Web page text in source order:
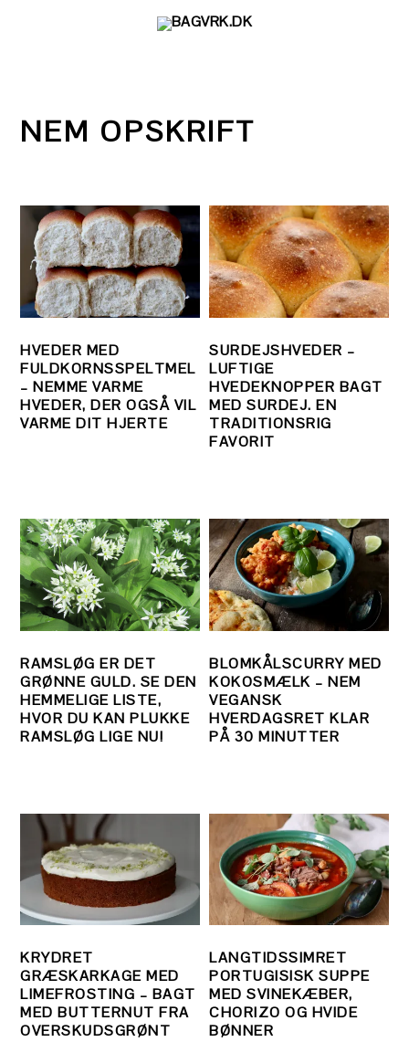
NEM OPSKRIFT
HVEDER MED
FULDKORNSSPELTMEL
– NEMME VARME
HVEDER, DER OGSÅ VIL
VARME DIT HJERTE
SURDEJSHVEDER –
LUFTIGE
HVEDEKNOPPER BAGT
MED SURDEJ. EN
TRADITIONSRIG
FAVORIT
RAMSLØG ER DET
GRØNNE GULD. SE DEN
HEMMELIGE LISTE,
HVOR DU KAN PLUKKE
RAMSLØG LIGE NU!
BLOMKÅLSCURRY MED
KOKOSMÆLK – NEM
VEGANSK
HVERDAGSRET KLAR
PÅ 30 MINUTTER
KRYDRET
GRÆSKARKAGE MED
LIMEFROSTING – BAGT
MED BUTTERNUT FRA
OVERSKUDSGRØNT
LANGTIDSSIMRET
PORTUGISISK SUPPE
MED SVINEKÆBER,
CHORIZO OG HVIDE
BØNNER